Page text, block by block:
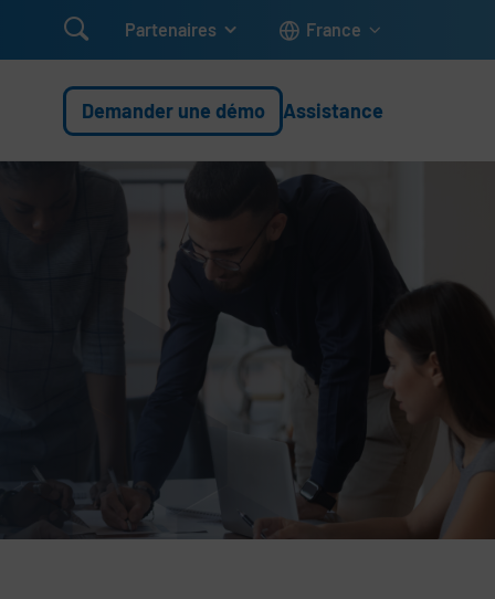
 Partenaires France
Demander une démo Assistance